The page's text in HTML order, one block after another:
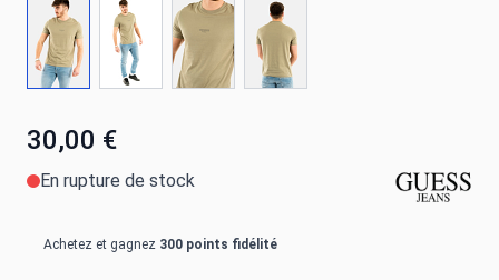
30,00 €
En rupture de stock
Achetez et gagnez 300 points fidélité